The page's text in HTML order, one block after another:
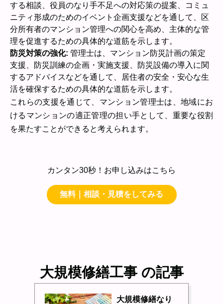
する相談、役員のなり手不足への対応策の提案、コミュ
ニティ形成のためのイベント企画支援などを通して、区
分所有者のマンション管理への関心を高め、主体的な管
理を促進するための具体的な道筋を示します。
防災対策の強化: 管理士は、マンション防災計画の策定
支援、防災訓練の企画・実施支援、防災設備の導入に関
するアドバイスなどを通して、居住者の安全・安心な生
活を確保するための具体的な道筋を示します。
これらの支援を通じて、マンション管理士は、地域にお
けるマンションの適正管理の担い手として、重要な役割
を果たすことができると考えられます。
カンタン30秒！お申し込みはこちら
無料｜相談・見積をしてみる
大規模修繕工事 の記事
大規模修繕なり